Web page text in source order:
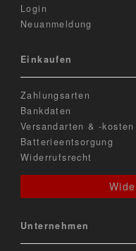
Login
Neuanmeldung
Einkaufen
Zahlungsarten
Bankdaten
Versandarten & -kosten
Batterieentsorgung
Widerrufsrecht
Unternehmen